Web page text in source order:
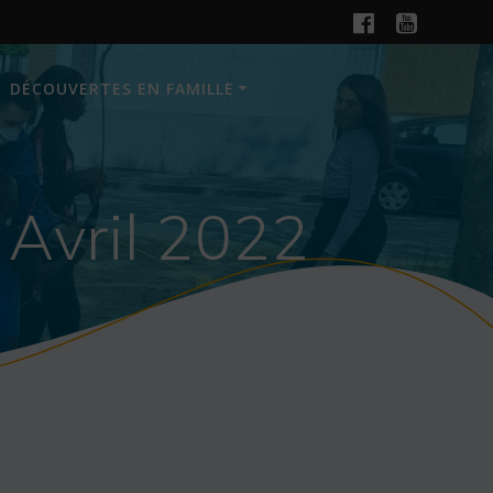
DÉCOUVERTES EN FAMILLE
2022